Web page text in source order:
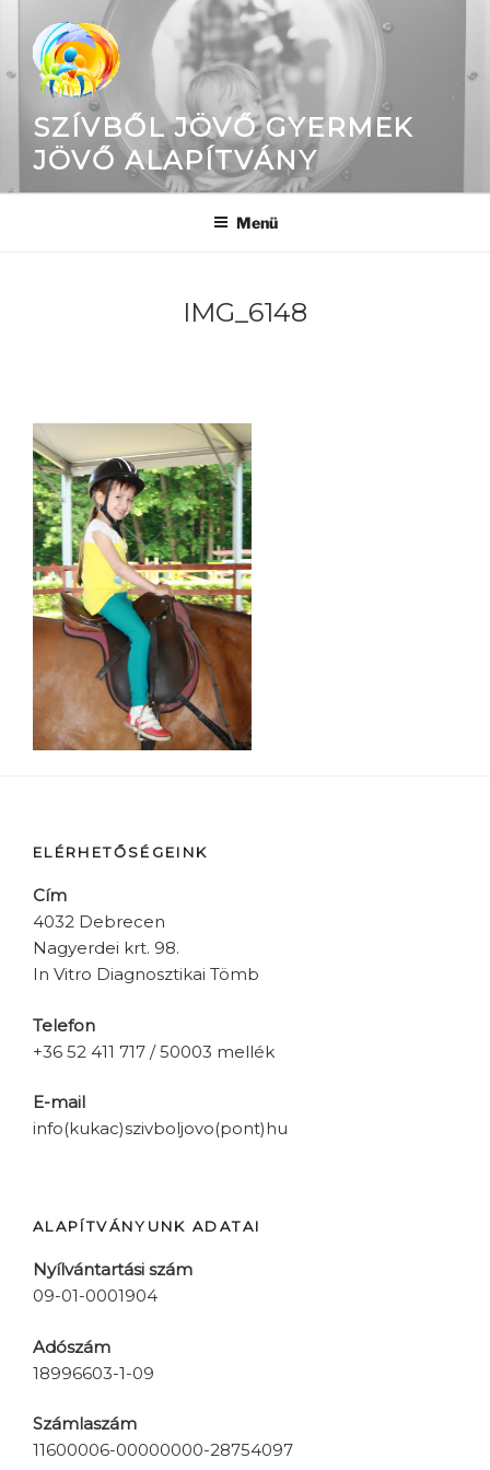
SZÍVBŐL JÖVŐ GYERMEK
JÖVŐ ALAPÍTVÁNY
Menü
IMG_6148
ELÉRHETŐSÉGEINK
Cím
4032 Debrecen
Nagyerdei krt. 98.
In Vitro Diagnosztikai Tömb
Telefon
+36 52 411 717 / 50003 mellék
E-mail
info(kukac)szivboljovo(pont)hu
ALAPÍTVÁNYUNK ADATAI
Nyílvántartási szám
09-01-0001904
Adószám
18996603-1-09
Számlaszám
11600006-00000000-28754097